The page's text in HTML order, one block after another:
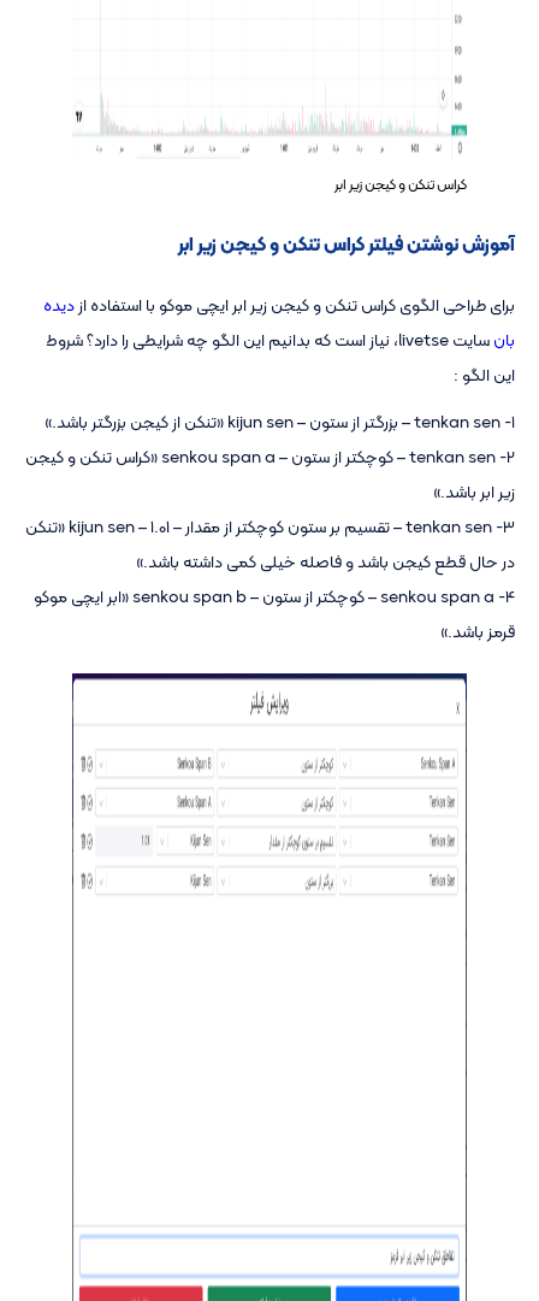
کراس تنکن و کیجن زیر ابر
آموزش نوشتن فیلتر کراس تنکن و کیجن زیر ابر
برای طراحی الگوی کراس تنکن و کیجن زیر ابر ایچی موکو با استفاده ازدیده
بان
سایت livetse، نیاز است که بدانیم این الگو چه شرایطی را دارد؟ شروط
این الگو :
1- tenkan sen – بزرگتر از ستون – kijun sen «تنکن از کیجن بزرگتر باشد.»
2- tenkan sen – کوچکتر از ستون – senkou span a «کراس تنکن و کیجن
زیر ابر باشد.»
3- tenkan sen – تقسیم بر ستون کوچکتر از مقدار – kijun sen – 1.01 «تنکن
در حال قطع کیجن باشد و فاصله خیلی کمی داشته باشد.»
4- senkou span a – کوچکتر از ستون – senkou span b «ابر ایچی موکو
قرمز باشد.»